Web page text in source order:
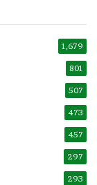
1,679
801
507
473
457
297
293